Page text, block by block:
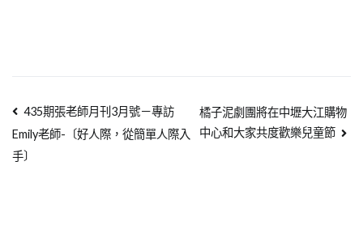
435期張老師月刊3月號－專訪
Emily老師-〔好人際，從簡單人際入
手〕
橘子泥劇團將在中壢大江購物
中心和大家共度歡樂兒童節